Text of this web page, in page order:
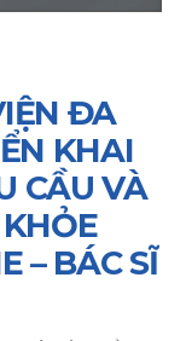
ĐA
KHAI
CẦU VÀ
– BÁC SĨ